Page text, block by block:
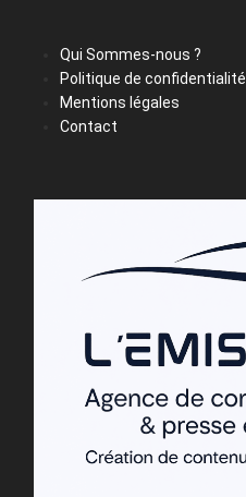
Qui Sommes-nous ?
Politique de confidentialité
Mentions légales
Contact